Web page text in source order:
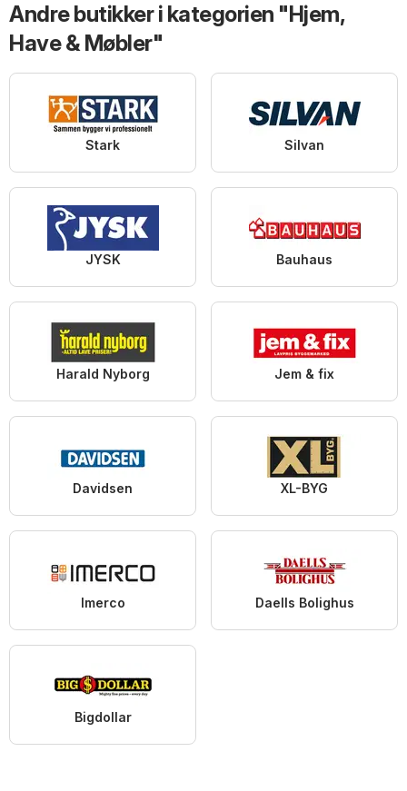
Andre butikker i kategorien "Hjem,
Have & Møbler"
Stark Silvan
JYSK Bauhaus
Harald Nyborg Jem & fix
Davidsen XL-BYG
Imerco Daells Bolighus
Bigdollar